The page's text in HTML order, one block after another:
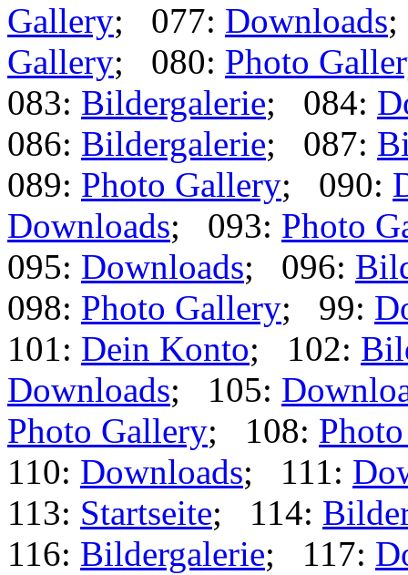
Gallery; 077: Downloads
Gallery; 080: Photo
083: Bildergalerie; 084:
086: Bildergalerie; 087:
089: Photo Gallery; 090:
Downloads; 093: Photo
095: Downloads; 096:
098: Photo Gallery; 99:
101: Dein Konto; 102:
Downloads; 105:
Photo Gallery; 108:
110: Downloads; 111:
113: Startseite; 114:
116: Bildergalerie; 117: